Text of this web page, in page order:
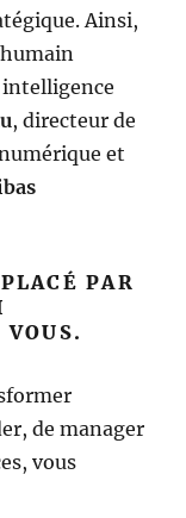
Ainsi,
intelligence
, directeur de
et
PAR
de manager
vous